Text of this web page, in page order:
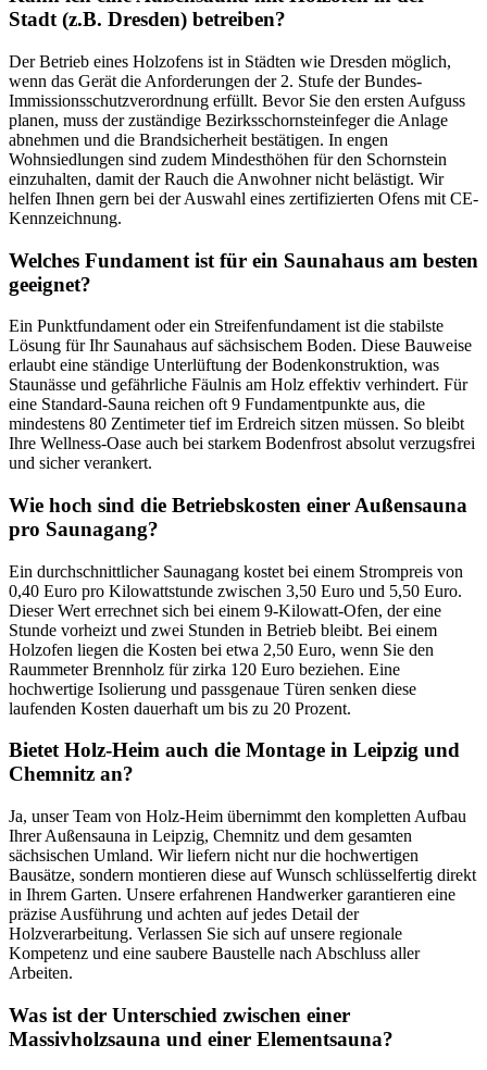
Stadt (z.B. Dresden) betreiben?
Der Betrieb eines Holzofens ist in Städten wie Dresden möglich,
wenn das Gerät die Anforderungen der 2. Stufe der Bundes-
Immissionsschutzverordnung erfüllt. Bevor Sie den ersten Aufguss
planen, muss der zuständige Bezirksschornsteinfeger die Anlage
abnehmen und die Brandsicherheit bestätigen. In engen
Wohnsiedlungen sind zudem Mindesthöhen für den Schornstein
einzuhalten, damit der Rauch die Anwohner nicht belästigt. Wir
helfen Ihnen gern bei der Auswahl eines zertifizierten Ofens mit CE-
Kennzeichnung.
Welches Fundament ist für ein Saunahaus am besten
geeignet?
Ein Punktfundament oder ein Streifenfundament ist die stabilste
Lösung für Ihr Saunahaus auf sächsischem Boden. Diese Bauweise
erlaubt eine ständige Unterlüftung der Bodenkonstruktion, was
Staunässe und gefährliche Fäulnis am Holz effektiv verhindert. Für
eine Standard-Sauna reichen oft 9 Fundamentpunkte aus, die
mindestens 80 Zentimeter tief im Erdreich sitzen müssen. So bleibt
Ihre Wellness-Oase auch bei starkem Bodenfrost absolut verzugsfrei
und sicher verankert.
Wie hoch sind die Betriebskosten einer Außensauna
pro Saunagang?
Ein durchschnittlicher Saunagang kostet bei einem Strompreis von
0,40 Euro pro Kilowattstunde zwischen 3,50 Euro und 5,50 Euro.
Dieser Wert errechnet sich bei einem 9-Kilowatt-Ofen, der eine
Stunde vorheizt und zwei Stunden in Betrieb bleibt. Bei einem
Holzofen liegen die Kosten bei etwa 2,50 Euro, wenn Sie den
Raummeter Brennholz für zirka 120 Euro beziehen. Eine
hochwertige Isolierung und passgenaue Türen senken diese
laufenden Kosten dauerhaft um bis zu 20 Prozent.
Bietet Holz-Heim auch die Montage in Leipzig und
Chemnitz an?
Ja, unser Team von Holz-Heim übernimmt den kompletten Aufbau
Ihrer Außensauna in Leipzig, Chemnitz und dem gesamten
sächsischen Umland. Wir liefern nicht nur die hochwertigen
Bausätze, sondern montieren diese auf Wunsch schlüsselfertig direkt
in Ihrem Garten. Unsere erfahrenen Handwerker garantieren eine
präzise Ausführung und achten auf jedes Detail der
Holzverarbeitung. Verlassen Sie sich auf unsere regionale
Kompetenz und eine saubere Baustelle nach Abschluss aller
Arbeiten.
Was ist der Unterschied zwischen einer
Massivholzsauna und einer Elementsauna?